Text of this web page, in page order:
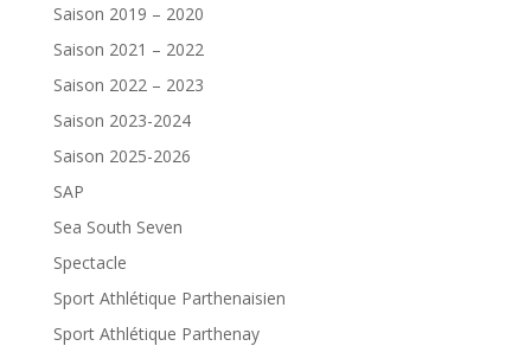
Saison 2019 – 2020
Saison 2021 – 2022
Saison 2022 – 2023
Saison 2023-2024
Saison 2025-2026
SAP
Sea South Seven
Spectacle
Sport Athlétique Parthenaisien
Sport Athlétique Parthenay